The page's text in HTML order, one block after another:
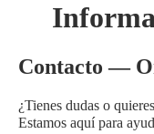
Contacto —
¿Tienes dudas o
Estamos aquí para